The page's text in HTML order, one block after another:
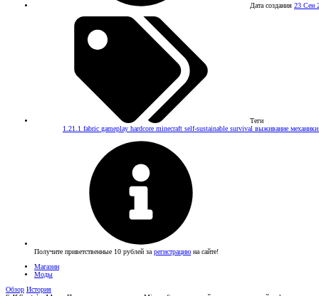
Дата создания 23 Сен
Теги
1.21.1 fabric gameplay hardcore minecraft self-sustainable survival выживание механики
Получите приветственные 10 рублей за регистрацию на сайте!
Магазин
Моды
Обзор История